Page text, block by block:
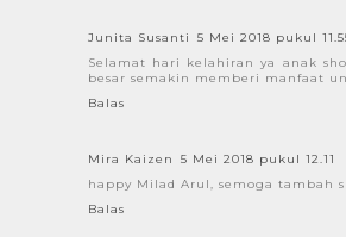
Junita Susanti
5 Mei 2018 pukul
Selamat hari kelahiran ya anak
besar semakin memberi manfaat
Balas
Mira Kaizen
5 Mei 2018 pukul 12.11
happy Milad Arul, semoga tambah
Balas